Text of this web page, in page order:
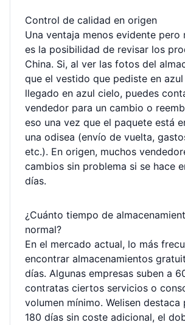
Control de calidad en origen
Una ventaja menos evidente pero
es la posibilidad de revisar los
China. Si, al ver las fotos del
que el vestido que pediste en
llegado en azul cielo, puedes
vendedor para un cambio o
eso una vez que el paquete está
una odisea (envío de vuelta,
etc.). En origen, muchos
cambios sin problema si se hace
días.
¿Cuánto tiempo de
normal?
En el mercado actual, lo más
encontrar almacenamientos
días. Algunas empresas suben a
contratas ciertos servicios o
volumen mínimo. Welisen
180 días sin coste adicional, el